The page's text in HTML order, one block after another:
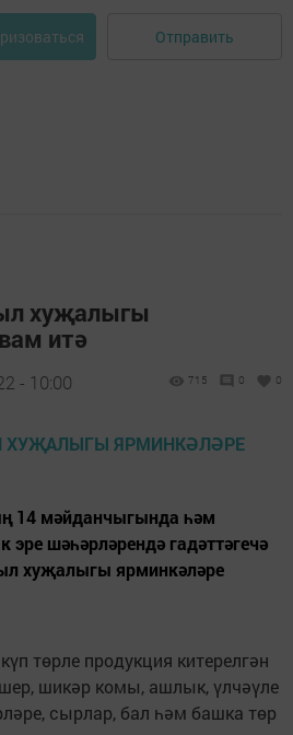
Отправить
хуҗалыгы
итә
- 10:00 715 0 0
14 мәйданчыгында һәм
шәһәрләрендә гадәттәгечә
хуҗалыгы ярминкәләре
төрле продукция китерелгән
шикәр комы, ашлык, үлчәүле
сырлар, бал һәм башка төр